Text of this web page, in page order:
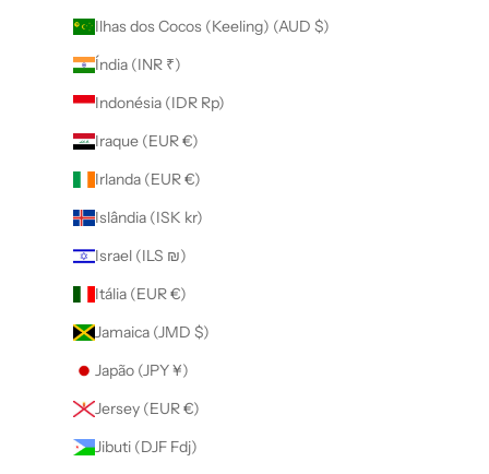
Ilhas dos Cocos (Keeling) (AUD $)
Índia (INR ₹)
Indonésia (IDR Rp)
Iraque (EUR €)
Irlanda (EUR €)
Islândia (ISK kr)
Israel (ILS ₪)
Itália (EUR €)
Jamaica (JMD $)
Japão (JPY ¥)
Jersey (EUR €)
Jibuti (DJF Fdj)